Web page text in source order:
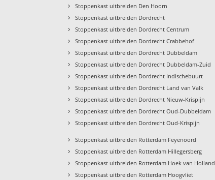
› Stoppenkast uitbreiden Den Hoorn
› Stoppenkast uitbreiden Dordrecht
› Stoppenkast uitbreiden Dordrecht Centrum
› Stoppenkast uitbreiden Dordrecht Crabbehof
› Stoppenkast uitbreiden Dordrecht Dubbeldam
› Stoppenkast uitbreiden Dordrecht Dubbeldam-Zuid
› Stoppenkast uitbreiden Dordrecht Indischebuurt
› Stoppenkast uitbreiden Dordrecht Land van Valk
› Stoppenkast uitbreiden Dordrecht Nieuw-Krispijn
› Stoppenkast uitbreiden Dordrecht Oud-Dubbeldam
› Stoppenkast uitbreiden Dordrecht Oud-Krispijn
› Stoppenkast uitbreiden Rotterdam Feyenoord
› Stoppenkast uitbreiden Rotterdam Hillegersberg
› Stoppenkast uitbreiden Rotterdam Hoek van Holland
› Stoppenkast uitbreiden Rotterdam Hoogvliet